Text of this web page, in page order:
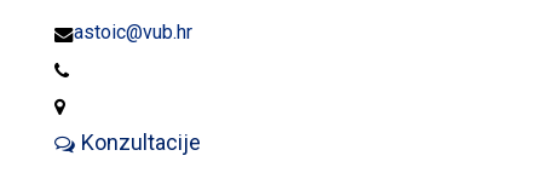
astoic@vub.hr
Konzultacije